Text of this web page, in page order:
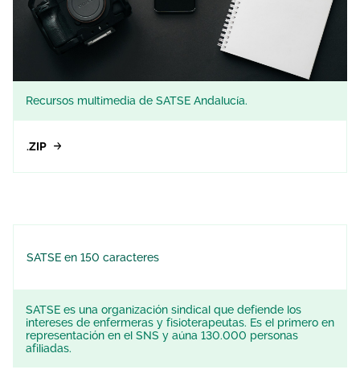
Recursos multimedia de SATSE Andalucía.
.ZIP
SATSE en 150 caracteres
SATSE es una organización sindical que defiende los
intereses de enfermeras y fisioterapeutas. Es el primero en
representación en el SNS y aúna 130.000 personas
afiliadas.